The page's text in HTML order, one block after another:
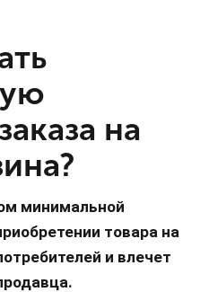
на
минимальной
товара на
и влечет